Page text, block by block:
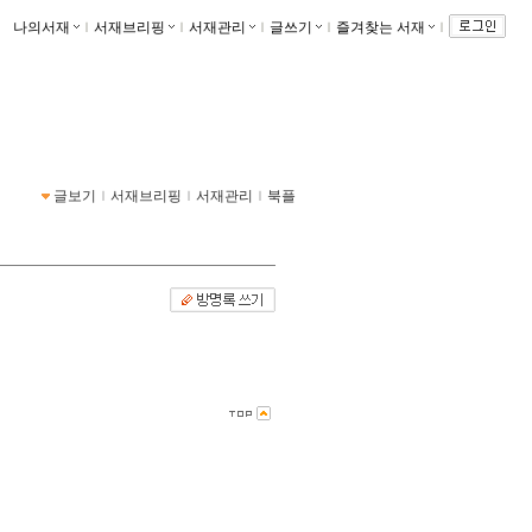
나의서재 ｌ 서재브리핑 ｌ 서재관리 ｌ 글쓰기 ｌ 즐겨찾는 서재 ｌ
글보기 ｌ 서재브리핑 ｌ 서재관리 ｌ 북플